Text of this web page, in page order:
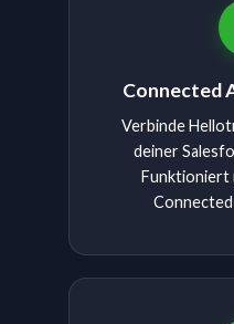
Connected
Verbinde
deiner
Funktioniert